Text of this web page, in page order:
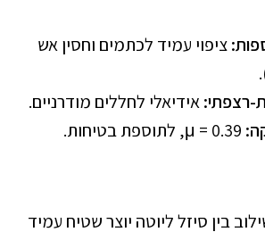
ציפוי עמיד לכתמים וחסין אש
רצפתי:אידיאלי לחללים מודרניים.
בין סיזל ליוטה יוצר שטיח עמיד